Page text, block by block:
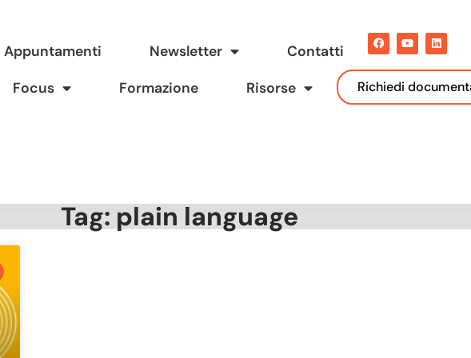
Appuntamenti Newsletter Contatti
Focus Formazione Risorse Richiedi
Tag: plain language